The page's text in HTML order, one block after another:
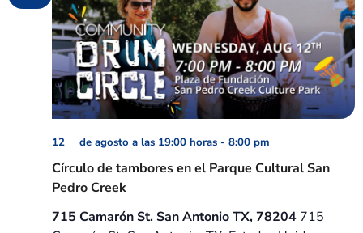
Círculo de tambores en el Parque Cultural San
Pedro Creek
12 de agosto a las 19:00 horas - 8:00 pm
715 Camarón St. San Antonio TX, 78204 715